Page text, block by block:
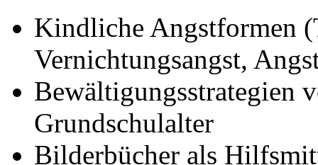
Kindliche Angstformen
Vernichtungsangst,
Bewältigungsstrategien
Grundschulalter
Bilderbücher als